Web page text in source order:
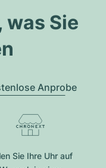
was Sie
Anprobe
Sie Ihre Uhr auf